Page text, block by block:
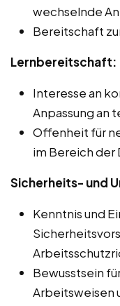
wechselnde
Bereitschaft
Lernbereitschaft:
Interesse an
Anpassung an
Offenheit für
im Bereich der
Sicherheits- und
Kenntnis und
Bewusstsein
Arbeitsweisen